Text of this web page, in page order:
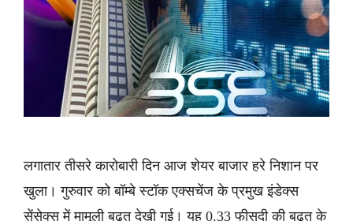
लगातार तीसरे कारोबारी दिन आज शेयर बाजार हरे निशान पर
खुला। गुरुवार को बॉम्बे स्टॉक एक्सचेंज के प्रमुख इंडेक्स
सेंसेक्स में मामूली बढ़त देखी गई। यह 0.33 फीसदी की बढ़त के